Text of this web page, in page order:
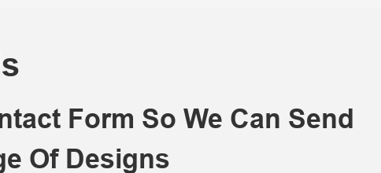
Form So We Can Send
Of Designs